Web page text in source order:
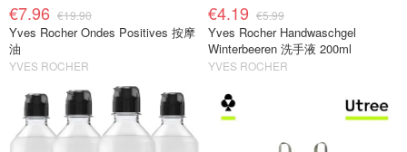
€7.96 €19.90
Yves Rocher Ondes Positives 按摩
油
YVES ROCHER
€4.19 €5.99
Yves Rocher Handwaschgel
Winterbeeren 洗手液 200ml
YVES ROCHER